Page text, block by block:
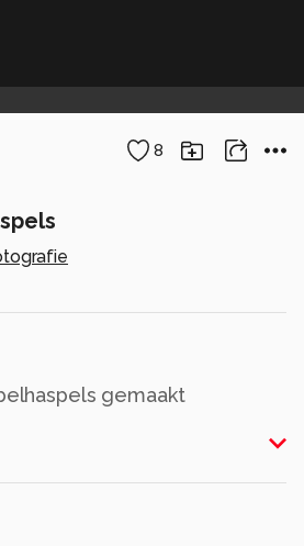
8
gemaakt